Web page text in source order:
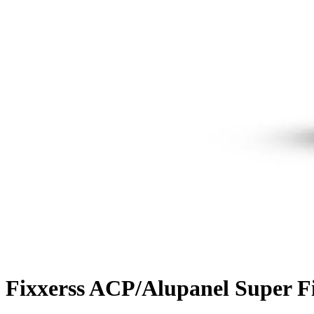
Fixxerss ACP/Alupanel Super